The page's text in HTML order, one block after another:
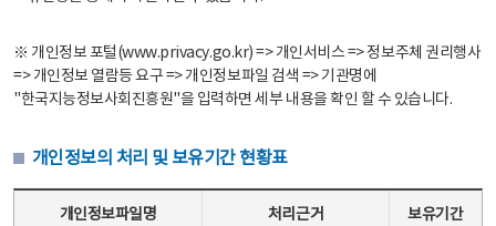
※ 개인정보 포털(www.privacy.go.kr) => 개인서비스 => 정보주체 권리행사
=> 개인정보 열람등 요구 => 개인정보파일 검색 => 기관명에
"한국지능정보사회진흥원"을 입력하면 세부 내용을 확인 할 수 있습니다.
개인정보의 처리 및 보유기간 현황표
개인정보파일명 처리근거 보유기간